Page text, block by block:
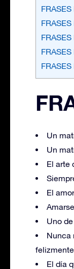
Un
Un
El arte
El
Uno
Nunca
El día